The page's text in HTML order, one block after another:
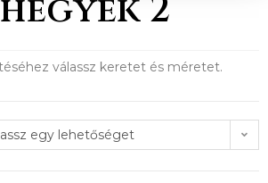
2
válassz keretet és méretet.
egy lehetőséget